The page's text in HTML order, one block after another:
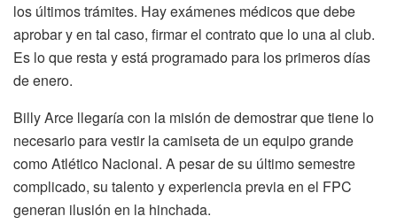
los últimos trámites. Hay exámenes médicos que debe
aprobar y en tal caso, firmar el contrato que lo una al club.
Es lo que resta y está programado para los primeros días
de enero.
Billy Arce llegaría con la misión de demostrar que tiene lo
necesario para vestir la camiseta de un equipo grande
como Atlético Nacional. A pesar de su último semestre
complicado, su talento y experiencia previa en el FPC
generan ilusión en la hinchada.